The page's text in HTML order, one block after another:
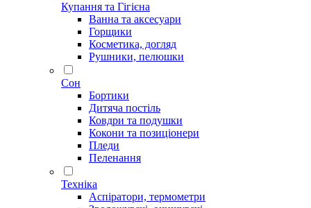
Купання та Гігієна
Ванна та аксесуари
Горщики
Косметика, догляд
Рушники, пелюшки
Сон
Бортики
Дитяча постіль
Ковдри та подушки
Кокони та позиціонери
Пледи
Пеленання
Техніка
Аспіратори, термометри